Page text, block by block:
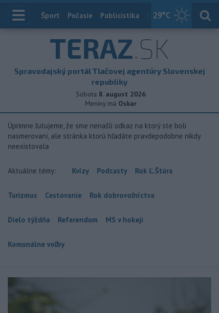
29°C
Index
Šport Počasie Publicistika Slovensko
TERAZ.SK
Spravodajský portál Tlačovej agentúry Slovenskej
republiky
Sobota 8. august 2026
Meniny má Oskar
Úprimne ľutujeme, že sme nenašli odkaz na ktorý ste boli
nasmerovaní, ale stránka ktorú hľadáte pravdepodobne nikdy
neexistovala
Aktuálne témy: Kvízy Podcasty Rok Ľ.Štúra
Turizmus Cestovanie Rok dobrovoľníctva
Dielo týždňa Referendum MS v hokeji
Komunálne voľby